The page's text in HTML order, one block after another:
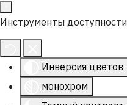
Инструменты доступности
Инверсия цветов
монохром